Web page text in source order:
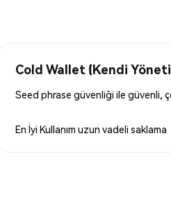
Cold Wallet (Kendi
Seed phrase güvenliği ile güvenli,
En İyi Kullanım uzun vadeli saklama